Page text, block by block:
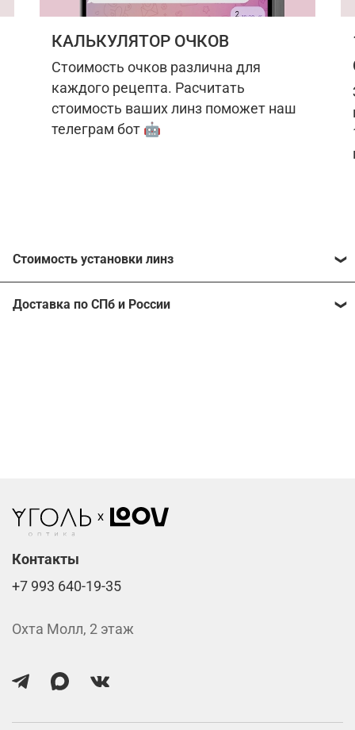
КАЛЬКУЛЯТОР ОЧКОВ
Стоимость очков различна для
каждого рецепта. Расчитать
стоимость ваших линз поможет наш
телеграм бот 🤖
Стоимость установки линз
Расчитать стоимость ваших линз поможет
Доставка по СПб и России
Контакты
+7 993 640-19-35
Охта Молл, 2 этаж